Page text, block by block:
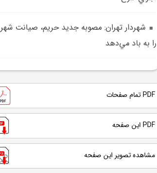
شهردار تهران: مصوبه جديد حريم، صيانت شهر
را به باد مي‌دهد
PDF تمام صفحات
PDF این صفحه
مشاهده تصویر این صفحه